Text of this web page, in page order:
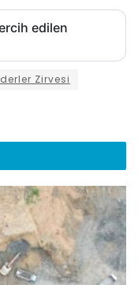
edilen
Zirvesi